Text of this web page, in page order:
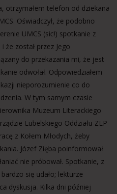
otrzymałem telefon od dziekana
Oświadczył, że podobno
UMCS (sic!) spotkanie z
że został przez Jego
do przekazania mi, że jest
odwołał. Odpowiedziałem
nieporozumienie co do
W tym samym czasie
Muzeum Literackiego
Lubelskiego Oddziału ZLP
z Kołem Młodych, żeby
Józef Zięba poinformował
nie próbował. Spotkanie, z
się udało; lekturze
dyskusja. Kilka dni później